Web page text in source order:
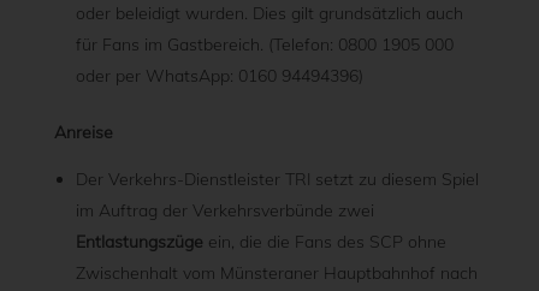
oder beleidigt wurden. Dies gilt grundsätzlich auch
für Fans im Gastbereich. (Telefon: 0800 1905 000
oder per WhatsApp: 0160 94494396)
Anreise
Der Verkehrs-Dienstleister TRI setzt zu diesem Spiel
im Auftrag der Verkehrsverbünde zwei
Entlastungszüge ein, die die Fans des SCP ohne
Zwischenhalt vom Münsteraner Hauptbahnhof nach